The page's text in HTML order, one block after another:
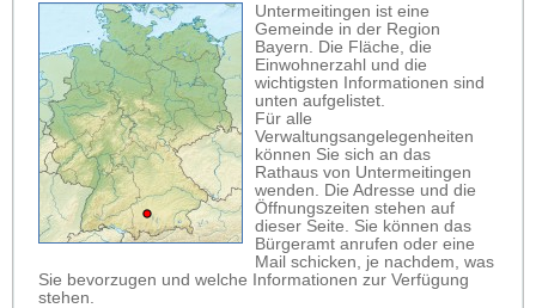
Untermeitingen ist eine
Gemeinde in der Region
Bayern. Die Fläche, die
Einwohnerzahl und die
wichtigsten Informationen sind
unten aufgelistet.
Für alle
Verwaltungsangelegenheiten
können Sie sich an das
Rathaus von Untermeitingen
wenden. Die Adresse und die
Öffnungszeiten stehen auf
dieser Seite. Sie können das
Bürgeramt anrufen oder eine
Mail schicken, je nachdem, was
Sie bevorzugen und welche Informationen zur Verfügung
stehen.